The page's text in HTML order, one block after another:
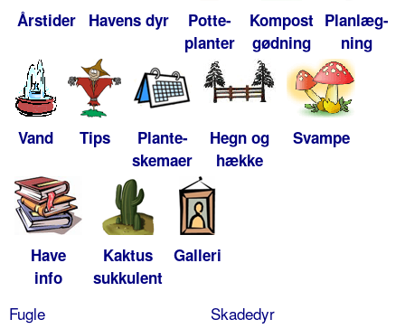
Årstider Havens dyr
Potte-
planter
Kompost
gødning
Planlæg-
ning
Vand Tips
Plante-
skemaer
Hegn og
hække
Svampe
Have
info
Kaktus
sukkulent
Galleri
Fugle
Skadedyr